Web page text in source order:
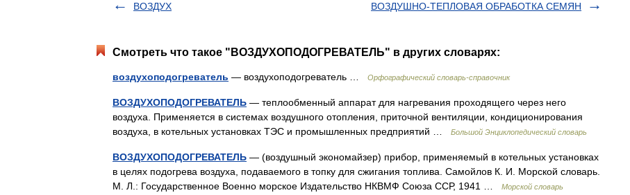
ВОЗДУХ ВОЗДУШНО-ТЕПЛОВАЯ ОБРАБОТКА СЕМЯН
Смотреть что такое "ВОЗДУХОПОДОГРЕВАТЕЛЬ" в других словарях:
воздухоподогреватель — воздухоподогреватель … Орфографический словарь-справочник
ВОЗДУХОПОДОГРЕВАТЕЛЬ — теплообменный аппарат для нагревания проходящего через него
воздуха. Применяется в системах воздушного отопления, приточной вентиляции, кондиционирования
воздуха, в котельных установках ТЭС и промышленных предприятий …
Большой Энциклопедический словарь
ВОЗДУХОПОДОГРЕВАТЕЛЬ — (воздушный экономайзер) прибор, применяемый в котельных установках
в целях подогрева воздуха, подаваемого в топку для сжигания топлива. Самойлов К. И. Морской словарь.
М. Л.: Государственное Военно морское Издательство НКВМФ Союза ССР, 1941 …
Морской словарь